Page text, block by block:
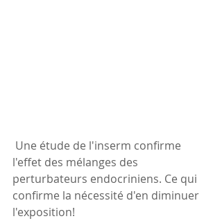
l'effet des mélanges des
perturbateurs endocriniens. Ce qui
confirme la nécessité d'en diminuer
l'exposition!